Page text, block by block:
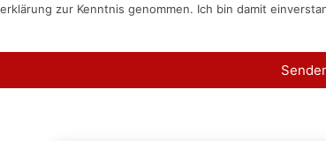
zur Kenntnis genommen. Ich bin damit